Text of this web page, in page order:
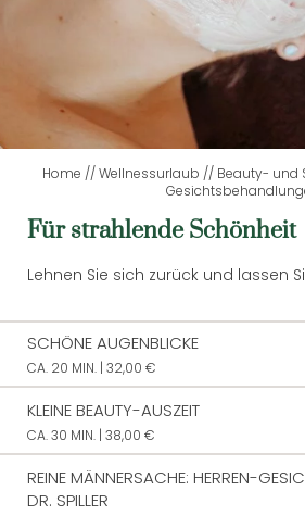
Sauna- und Wellnesslandschaft
Panoramasauna
Kelosauna
Textilsaunen
Ruheräume
Beauty- und Spa-Anwendungen
Körperbehandlungen
Bäder
TAGESWELLNESS
Home //Wellnessurlaub // Beauty- und
Für strahlende Schönheit
Lehnen Sie sich zurück und lassen
SCHÖNE AUGENBLICKE
CA. 20 MIN. | 32,00 €
Die Augen sind der Spiegel der
Augenmassage mit
Wirkung für die Haut.
KLEINE BEAUTY-AUSZEIT
CA. 30 MIN. | 38,00 €
Gönnen Sie sich dreißig
entspannen bei einer Gesichts- und
REINE MÄNNERSACHE: HERREN-
DR. SPILLER